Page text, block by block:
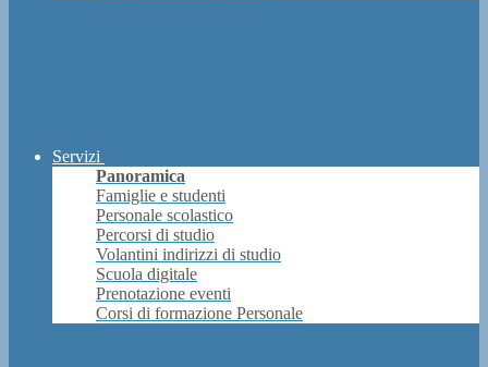
Servizi
Panoramica
Famiglie e studenti
Personale scolastico
Percorsi di studio
Volantini indirizzi di studio
Scuola digitale
Prenotazione eventi
Corsi di formazione Personale